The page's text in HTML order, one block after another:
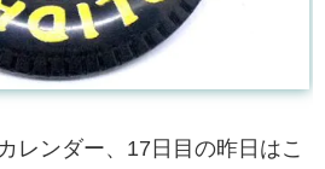
レンダー、17日目の昨日はこ